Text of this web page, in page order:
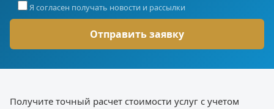
Я согласен получать новости и рассылки
Получите точный расчет стоимости услуг с учетом